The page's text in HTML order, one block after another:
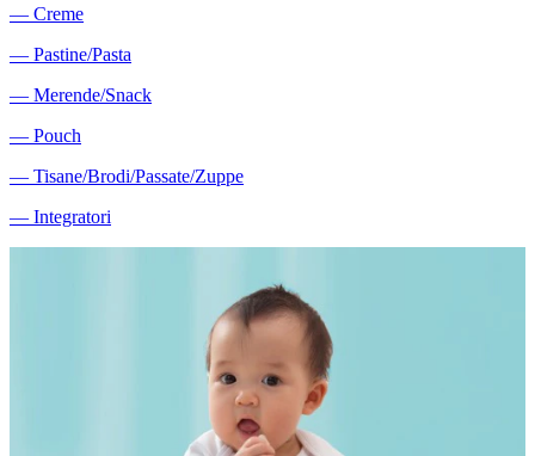
― Creme
― Pastine/Pasta
― Merende/Snack
― Pouch
― Tisane/Brodi/Passate/Zuppe
― Integratori